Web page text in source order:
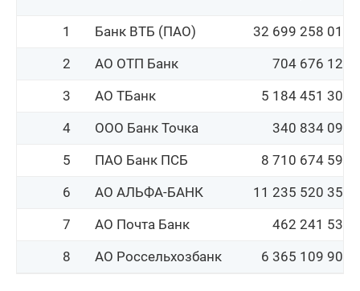
22
ПАО МОСКОВСКИЙ
КРЕДИТНЫЙ БАНК
5 489 051 304
23 АО КБ Модульбанк 44 919 154
АО Авто Финанс
27
инвест
149 697 121
28 ПАО Банк Синара
164 372 564
1 Банк ВТБ (ПАО)
32 699 258 015
2
АО ОТП Банк
704 676 127
3
АО ТБанк
5 184 451 301
4
ООО Банк Точка
340 834 090
5
ПАО Банк ПСБ
8 710 674 596
6
АО АЛЬФА-БАНК
11 235 520 353
7
АО Почта Банк
462 241 535
8
АО Россельхозбанк
6 365 109 903